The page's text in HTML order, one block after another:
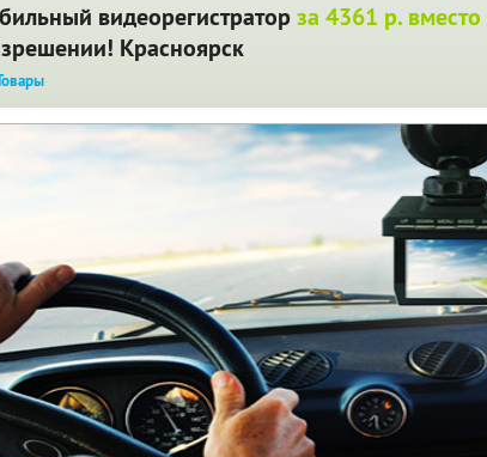
видеорегистраторза 4361 р. вместо
Красноярск